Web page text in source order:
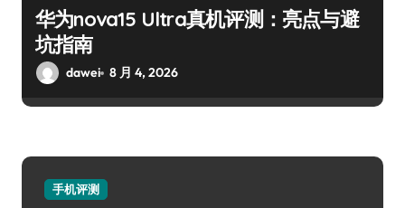
华为nova15 Ultra真机评测：亮点与避
坑指南
dawei 8 月 4, 2026
手机评测